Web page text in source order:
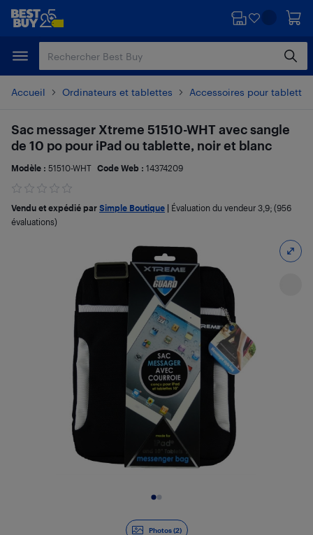
Passer
principal
Passer
Accueil Ordinateurs et tablettes Accessoires pour tablette
Photos (2)
Sac messager Xtreme 51510-WHT avec sangle
de 10 po pour iPad ou tablette, noir et blanc
Modèle : 51510-WHT Code Web : 14374209
Vendu et expédié par Simple Boutique Évaluation du vendeur 3,9; (956
évaluations)